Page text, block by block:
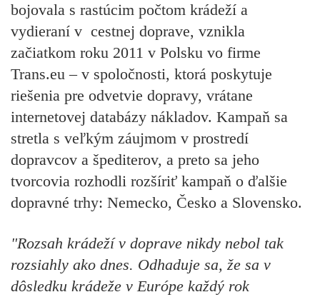
bojovala s rastúcim počtom krádeží a
vydieraní v cestnej doprave, vznikla
začiatkom roku 2011 v Polsku vo firme
Trans.eu – v spoločnosti, ktorá poskytuje
riešenia pre odvetvie dopravy, vrátane
internetovej databázy nákladov. Kampaň sa
stretla s veľkým záujmom v prostredí
dopravcov a špediterov, a preto sa jeho
tvorcovia rozhodli rozšíriť kampaň o ďalšie
dopravné trhy: Nemecko, Česko a Slovensko.
"Rozsah krádeží v doprave nikdy nebol tak
rozsiahly ako dnes. Odhaduje sa, že sa v
dôsledku krádeže v Európe každý rok